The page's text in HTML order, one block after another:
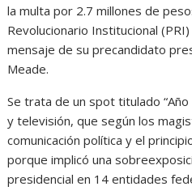
la multa por 2.7 millones de
Revolucionario Institucional
mensaje de su precandidato
Meade.
Se trata de un spot titulado
y televisión, que según los
comunicación política y el
porque implicó una
presidencial en 14 entidades